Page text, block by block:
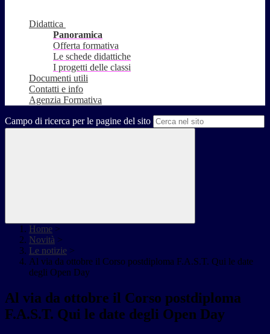
Didattica
Panoramica
Offerta formativa
Le schede didattiche
I progetti delle classi
Documenti utili
Contatti e info
Agenzia Formativa
Campo di ricerca per le pagine del sito
Home >
Novità >
Le notizie >
Al via da ottobre il Corso postdiploma F.A.S.T. Qui le date
degli Open Day
Al via da ottobre il Corso postdiploma
F.A.S.T. Qui le date degli Open Day